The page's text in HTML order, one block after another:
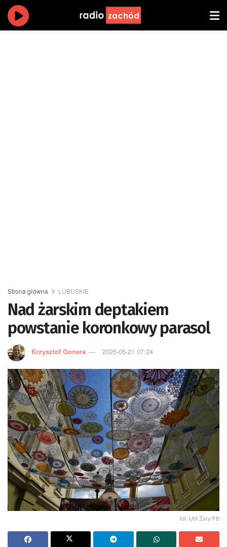
Strona główna LUBUSKIE
Nad żarskim deptakiem
powstanie koronkowy parasol
Krzysztof Gonera 2025-05-21 07:24
fot. UM Żary/FB